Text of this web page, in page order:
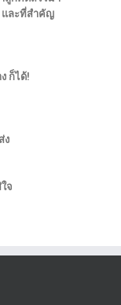
และที่สำคัญ
ก็ได้!
ง
จ